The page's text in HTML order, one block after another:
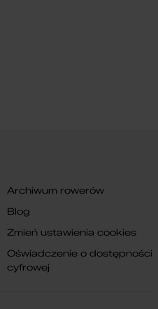
Archiwum rowerów
Blog
Zmień ustawienia cookies
Oświadczenie o dostępności
cyfrowej